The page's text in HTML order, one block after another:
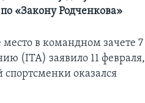
«Закону Родченкова»
в командном зачете 7
(ITA) заявило 11 февраля,
оказался